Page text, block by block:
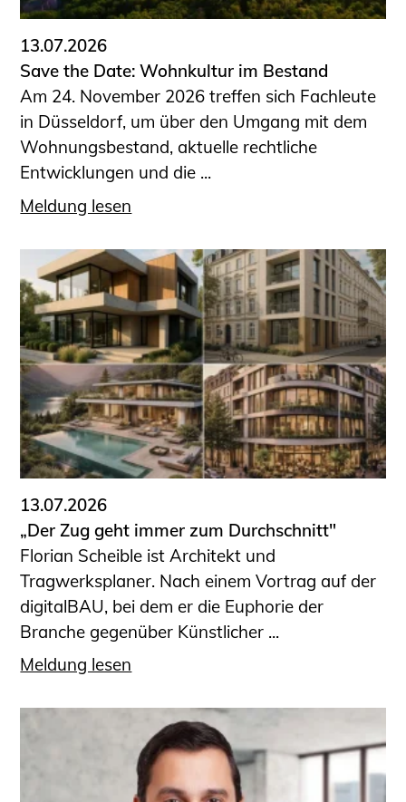
13.07.2026
Save the Date: Wohnkultur im Bestand
Am 24. November 2026 treffen sich Fachleute
in Düsseldorf, um über den Umgang mit dem
Wohnungsbestand, aktuelle rechtliche
Entwicklungen und die ...
Meldung lesen
13.07.2026
„Der Zug geht immer zum Durchschnitt"
Florian Scheible ist Architekt und
Tragwerksplaner. Nach einem Vortrag auf der
digitalBAU, bei dem er die Euphorie der
Branche gegenüber Künstlicher ...
Meldung lesen